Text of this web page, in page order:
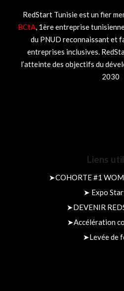
RedStart Tunisie est un fier
BCtA, 1ère entreprise
du PNUD reconnaissant et
entreprises inclusives.
l’atteinte des objectifs du
2030
Liens
➤COHORTE #1
➤ Expo
➤DEVENIR
➤Accélération
➤Levée de